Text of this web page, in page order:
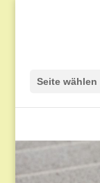
Seite wählen